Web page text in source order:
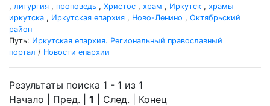
, литургия , проповедь , Христос , храм , Иркутск , храмы
иркутска , Иркутская епархия , Ново-Ленино , Октябрьский
район
Путь: Иркутская епархия. Региональный православный
портал / Новости епархии
Результаты поиска 1 - 1 из 1
Начало | Пред. | 1 | След. | Конец